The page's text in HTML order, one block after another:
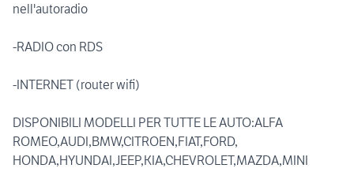
nell'autoradio
-RADIO con RDS
-INTERNET (router wifi)
DISPONIBILI MODELLI PER TUTTE LE AUTO:ALFA
ROMEO,AUDI,BMW,CITROEN,FIAT,FORD,
HONDA,HYUNDAI,JEEP,KIA,CHEVROLET,MAZDA,MINI